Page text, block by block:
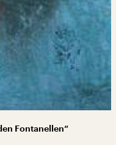
Fontanellen“